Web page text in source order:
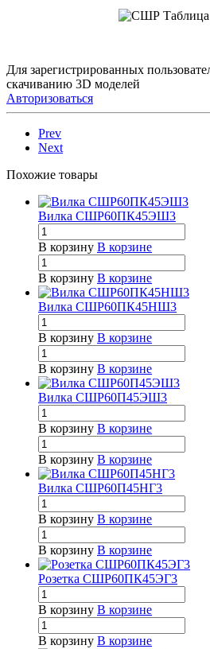
Для зарегистрированных
скачиванию 3D моделей
Авторизоваться
Prev
Next
Похожие товары
Вилка СШР60ПК45ЭШ3
В корзину В корзине
В корзину В корзине
Вилка СШР60ПК45НШ3
В корзину В корзине
В корзину В корзине
Вилка СШР60П45ЭШ3
В корзину В корзине
В корзину В корзине
Вилка СШР60П45НГ3
В корзину В корзине
В корзину В корзине
Розетка СШР60ПК45ЭГ3
В корзину В корзине
В корзину В корзине